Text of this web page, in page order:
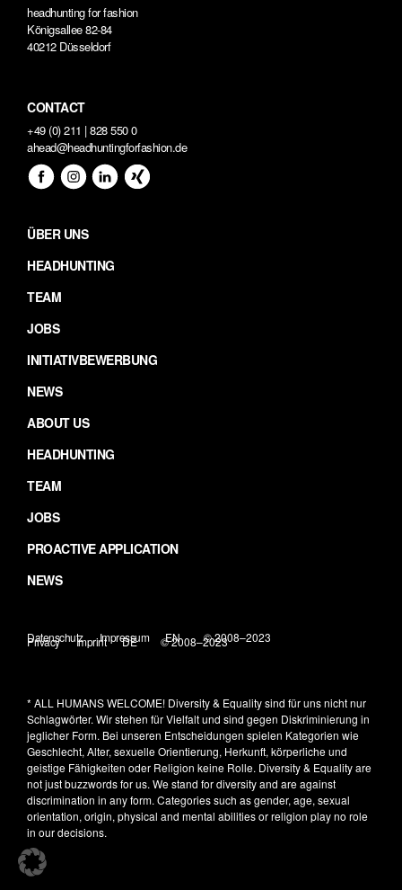
headhunting for fashion
Königsallee 82-84
40212 Düsseldorf
CONTACT
+49 (0) 211 | 828 550 0
ahead@headhuntingforfashion.de
ÜBER UNS
HEADHUNTING
TEAM
JOBS
INITIATIVBEWERBUNG
NEWS
ABOUT US
HEADHUNTING
TEAM
JOBS
PROACTIVE APPLICATION
NEWS
Datenschutz Impressum EN © 2008–2023
Privacy Imprint DE © 2008–2023
* ALL HUMANS WELCOME! Diversity & Equality sind für uns nicht nur
Schlagwörter. Wir stehen für Vielfalt und sind gegen Diskriminierung in
jeglicher Form. Bei unseren Entscheidungen spielen Kategorien wie
Geschlecht, Alter, sexuelle Orientierung, Herkunft, körperliche und
geistige Fähigkeiten oder Religion keine Rolle. Diversity & Equality are
not just buzzwords for us. We stand for diversity and are against
discrimination in any form. Categories such as gender, age, sexual
orientation, origin, physical and mental abilities or religion play no role
in our decisions.